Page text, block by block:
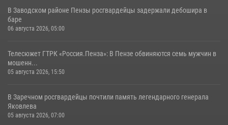
В Заводском районе Пензы росгвардейцы задержали дебошира в
баре
06 августа 2026, 05:00
Телесюжет ГТРК «Россия.Пенза»: В Пензе обвиняются семь мужчин в
мошенн...
05 августа 2026, 15:50
В Заречном росгвардейцы почтили память легендарного генерала
Яковлева
05 августа 2026, 07:00